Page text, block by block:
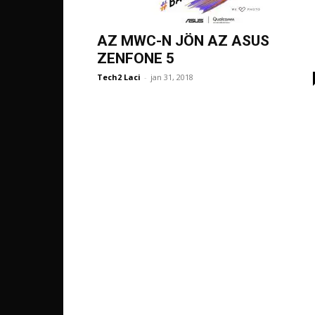
AZ MWC-N JÖN AZ ASUS
ZENFONE 5
Tech2 Laci - jan 31, 2018